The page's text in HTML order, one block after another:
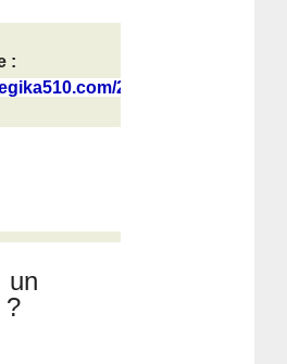
:
2026/06/0...
un
?